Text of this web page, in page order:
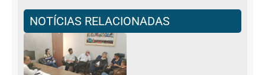
NOTÍCIAS RELACIONADAS